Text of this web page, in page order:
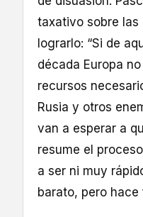
taxativo sobre
lograrlo: “Si de
década Europa
recursos
Rusia y otros
van a esperar a
resume el
a ser ni muy
barato, pero hace